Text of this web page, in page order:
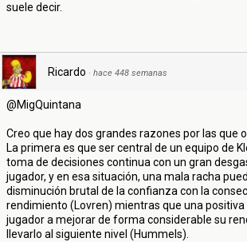
suele decir.
Ricardo · hace 448 semanas
@MigQuintana
Creo que hay dos grandes razones por las que
La primera es que ser central de un equipo de
toma de decisiones continua con un gran
jugador, y en esa situación, una mala racha
disminución brutal de la confianza con la
rendimiento (Lovren) mientras que una positiva
jugador a mejorar de forma considerable su
llevarlo al siguiente nivel (Hummels).